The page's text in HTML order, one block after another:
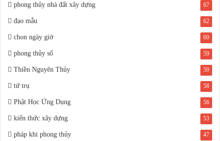
phong thủy nhà đất xây dựng 67
đạo mẫu 62
chon ngày giờ 60
phong thủy số 59
Thiền Nguyên Thủy 59
tứ trụ 58
Phật Học Ứng Dụng 56
kiến thức xây dựng 53
pháp khi phong thủy 47